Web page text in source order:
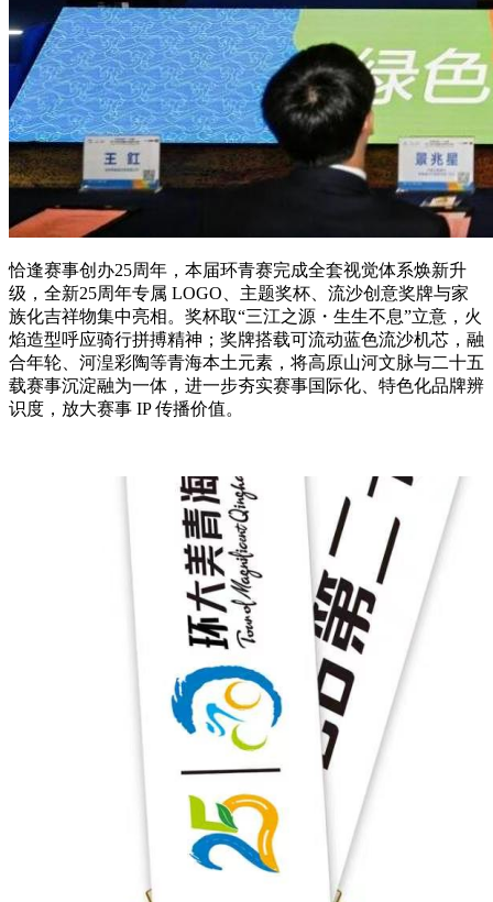
恰逢赛事创办25周年，本届环青赛完成全套视觉体系焕新升
级，全新25周年专属 LOGO、主题奖杯、流沙创意奖牌与家
族化吉祥物集中亮相。奖杯取“三江之源・生生不息”立意，火
焰造型呼应骑行拼搏精神；奖牌搭载可流动蓝色流沙机芯，融
合年轮、河湟彩陶等青海本土元素，将高原山河文脉与二十五
载赛事沉淀融为一体，进一步夯实赛事国际化、特色化品牌辨
识度，放大赛事 IP 传播价值。